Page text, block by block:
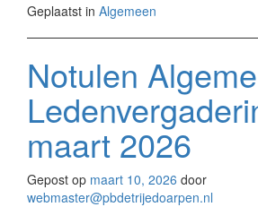
Geplaatst in Algemeen
Notulen
maart 2026
Gepost op maart 10, 2026 door
webmaster@pbdetrijedoarpen.nl